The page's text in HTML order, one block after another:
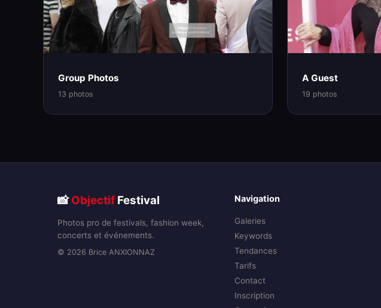
Group Photos
13 photos
A Guest
19 photos
📸Objectif Festival
Photos pro de festivals, fashion week,
concerts et événements.
© 2026 Brice ANXIONNAZ
Navigation
Galeries
Keywords
Tendances
Tarifs
Contact
Inscription